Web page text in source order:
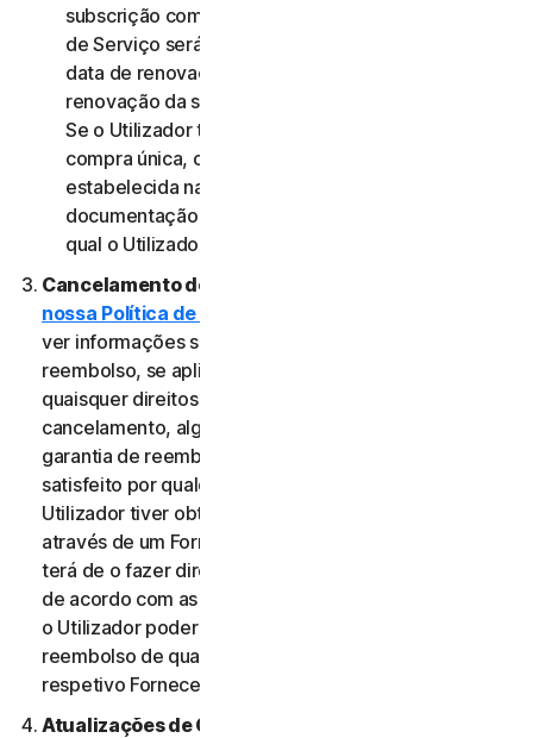
subscrição com renovação automática, o Período
de Serviço será renovado automaticamente na
data de renovação a menos que cancele a
renovação da subscrição antes do dia da cobrança.
Se o Utilizador tiver um serviço ou produto de
compra única, o Período de Serviço terá a duração
estabelecida na Documentação, ou na
documentação aplicável do Fornecedor através do
qual o Utilizador obteve o Serviço.
Cancelamento do Serviço.
nossa Política de Cancelamento e Reembolso
ver informações sobre o cancelamento e obter um
reembolso, se aplicável. Independentemente de
quaisquer direitos legais, como direitos de
cancelamento, alguns Serviços podem incluir uma
garantia de reembolso, caso o Utilizador não esteja
satisfeito por qualquer motivo. No entanto, se o
Utilizador tiver obtido o direito a utilizar o Serviço
através de um Fornecedor e pretender cancelá-lo,
terá de o fazer diretamente junto desse Fornecedor,
de acordo com as instruções do mesmo. Nesse caso,
o Utilizador poderá não ter direito a qualquer
reembolso de qualquer pagamento efetuado ao
respetivo Fornecedor.
Atualizações de Conteúdo.